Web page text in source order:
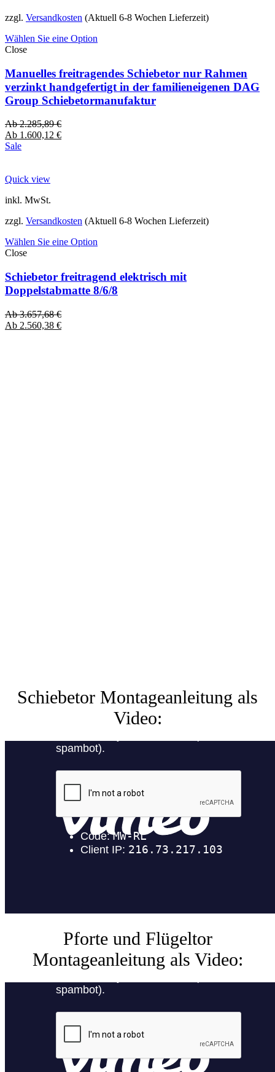
zzgl. Versandkosten (Aktuell 6-8 Wochen Lieferzeit)
Wählen Sie eine Option
Close
Manuelles freitragendes Schiebetor nur Rahmen
verzinkt handgefertigt in der familieneigenen DAG
Group Schiebetormanufaktur
Ab2.285,89€
Ab 1.600,12 €
Sale
Quick view
inkl. MwSt.
zzgl. Versandkosten (Aktuell 6-8 Wochen Lieferzeit)
Wählen Sie eine Option
Close
Schiebetor freitragend elektrisch mit
Doppelstabmatte 8/6/8
Ab3.657,68€
Ab 2.560,38 €
Schiebetor Montageanleitung als
Video:
Pforte und Flügeltor
Montageanleitung als Video: